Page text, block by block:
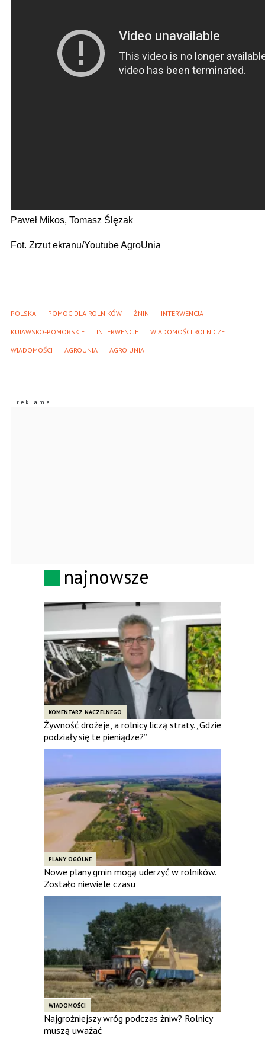
Paweł Mikos, Tomasz Ślęzak
Fot. Zrzut ekranu/Youtube AgroUnia
POLSKA POMOC DLA ROLNIKÓW ŻNIN INTERWENCJA
KUJAWSKO-POMORSKIE INTERWENCJE WIADOMOŚCI ROLNICZE
WIADOMOŚCI AGROUNIA AGRO UNIA
najnowsze
KOMENTARZ NACZELNEGO
Żywność drożeje, a rolnicy liczą straty. „Gdzie
podziały się te pieniądze?”
PLANY OGÓLNE
Nowe plany gmin mogą uderzyć w rolników.
Zostało niewiele czasu
WIADOMOŚCI
Najgroźniejszy wróg podczas żniw? Rolnicy
muszą uważać